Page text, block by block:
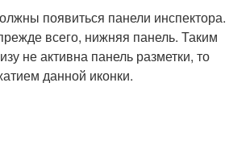
появиться панели инспектора.
всего, нижняя панель. Таким
не активна панель разметки, то
данной иконки.